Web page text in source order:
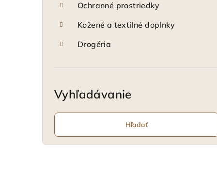
Ochranné prostriedky
Kožené a textilné doplnky
Drogéria
Vyhľadávanie
Hľadať